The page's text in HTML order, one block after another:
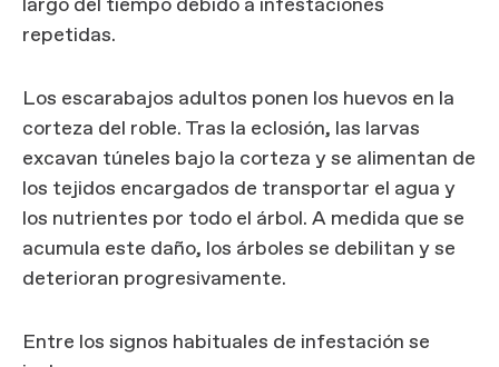
largo del tiempo debido a infestaciones
repetidas.
Los escarabajos adultos ponen los huevos en la
corteza del roble. Tras la eclosión, las larvas
excavan túneles bajo la corteza y se alimentan de
los tejidos encargados de transportar el agua y
los nutrientes por todo el árbol. A medida que se
acumula este daño, los árboles se debilitan y se
deterioran progresivamente.
Entre los signos habituales de infestación se